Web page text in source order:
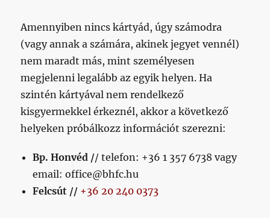
Amennyiben nincs kártyád, úgy számodra
(vagy annak a számára, akinek jegyet vennél)
nem maradt más, mint személyesen
megjelenni legalább az egyik helyen. Ha
szintén kártyával nem rendelkező
kisgyermekkel érkeznél, akkor a következő
helyeken próbálkozz információt szerezni:
Bp. Honvéd // telefon: +36 1 357 6738 vagy
email: office@bhfc.hu
Felcsút // +36 20 240 0373